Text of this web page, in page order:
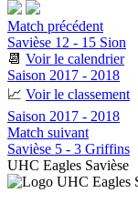
Match précédent
Savièse 12 - 15 Sion
📆 Voir le calendrier
Saison 2017 - 2018
📈 Voir le classement
Saison 2017 - 2018
Match suivant
Savièse 5 - 3 Griffins
UHC Eagles Savièse